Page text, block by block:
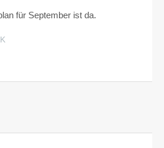
für September ist da.